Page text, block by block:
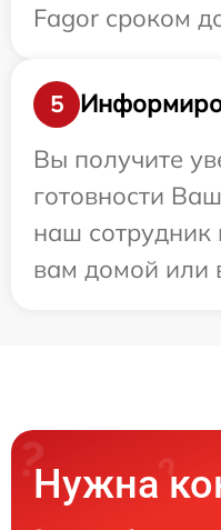
Fagor сроком
5
Вы получите
готовности
наш сотрудник
вам домой или
Нужна